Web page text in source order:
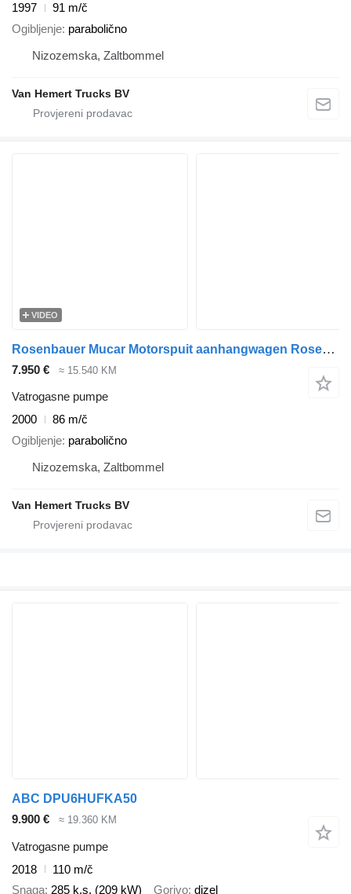
1997
91 m/č
Ogibljenje parabolično
Nizozemska, Zaltbommel
Van Hemert Trucks BV
VIDEO
Rosenbauer Mucar Motorspuit aanhangwagen Rosenbauer BMW Fox / Inclusief to
7.950 € ≈ 15.540 KM
Vatrogasne pumpe
2000
86 m/č
Ogibljenje parabolično
Nizozemska, Zaltbommel
Van Hemert Trucks BV
ABC DPU6HUFKA50
9.900 €
≈ 19.360 KM
Vatrogasne pumpe
2018
110 m/č
Snaga 285 k.s. (209 kW) Gorivo dizel